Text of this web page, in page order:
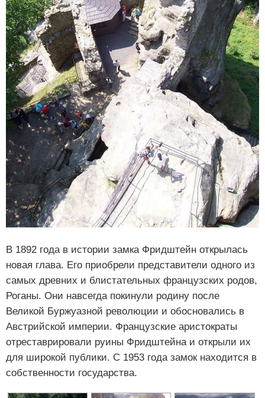
В 1892 года в истории замка Фридштейн открылась
новая глава. Его приобрели представители одного из
самых древних и блистательных французских родов,
Роганы. Они навсегда покинули родину после
Великой Буржуазной революции и обосновались в
Австрийской империи. Французские аристократы
отреставрировали руины Фридштейна и открыли их
для широкой публики. С 1953 года замок находится в
собственности государства.